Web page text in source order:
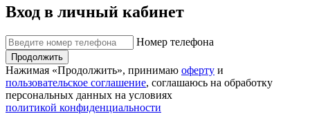
Вход в личный кабинет
Номер телефона
Продолжить
Нажимая «Продолжить», принимаю оферту и
пользовательское соглашение, соглашаюсь на обработку
персональных данных на условиях
политикой конфиденциальности